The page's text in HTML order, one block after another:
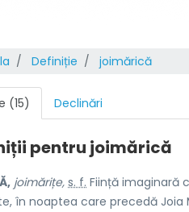
Definiție joimărică
(15) Declinări
pentru joimărică
joimărițe, s. f. Ființă imaginară
în noaptea care precedă